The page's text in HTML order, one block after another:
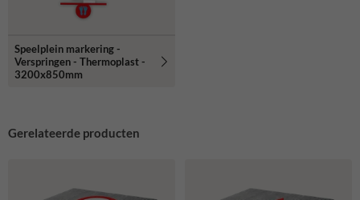
Speelplein markering -
Verspringen - Thermoplast -
3200x850mm
Gerelateerde producten